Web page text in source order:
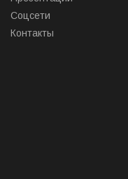
Соцсети
Контакты